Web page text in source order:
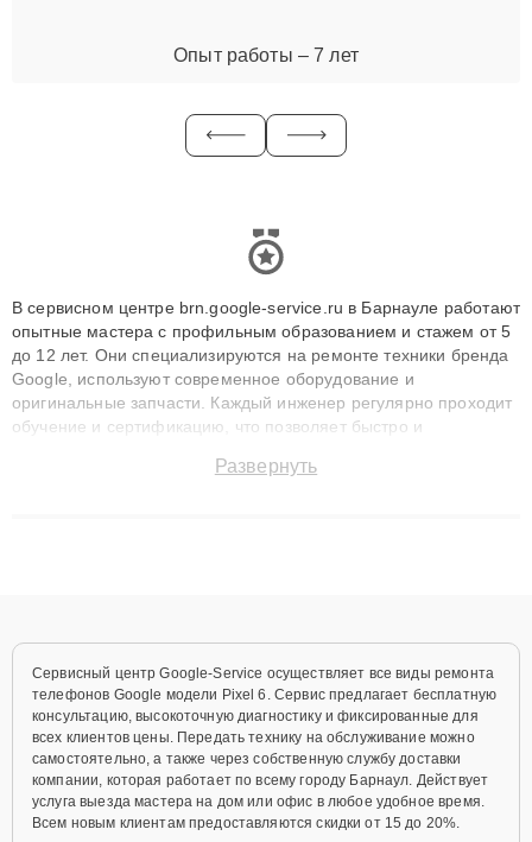
Опыт работы – 7 лет
В сервисном центре brn.google-service.ru в Барнауле работают
опытные мастера с профильным образованием и стажем от 5
до 12 лет. Они специализируются на ремонте техники бренда
Google, используют современное оборудование и
оригинальные запчасти. Каждый инженер регулярно проходит
обучение и сертификацию, что позволяет быстро и
сохранением гарантии до 3 лет. Наши мастера решают
Развернуть
Сервисный центр Google-Service осуществляет все виды ремонта
телефонов Google модели Pixel 6. Сервис предлагает бесплатную
консультацию, высокоточную диагностику и фиксированные для
всех клиентов цены. Передать технику на обслуживание можно
самостоятельно, а также через собственную службу доставки
компании, которая работает по всему городу Барнаул. Действует
услуга выезда мастера на дом или офис в любое удобное время.
Всем новым клиентам предоставляются скидки от 15 до 20%.